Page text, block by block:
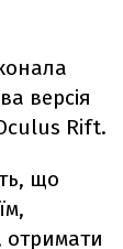
версія
Rift.
що